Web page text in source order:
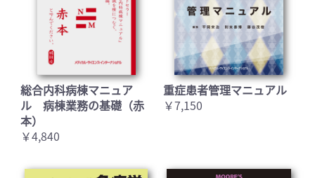
総合内科病棟マニュア
ル 病棟業務の基礎（赤
本）
￥4,840
重症患者管理マニュアル
￥7,150